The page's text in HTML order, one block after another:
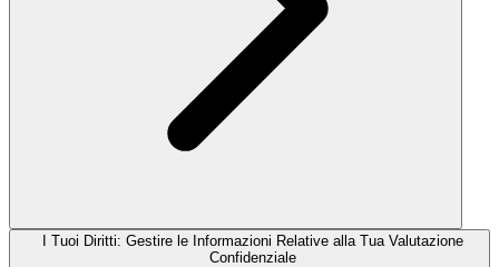
I Tuoi Diritti: Gestire le Informazioni Relative alla Tua Valutazione
Confidenziale